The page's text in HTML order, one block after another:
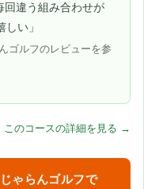
回違う組み合わせが
い」
ゴルフのレビューを参
このコースの詳細を見る →
じゃらんゴルフで